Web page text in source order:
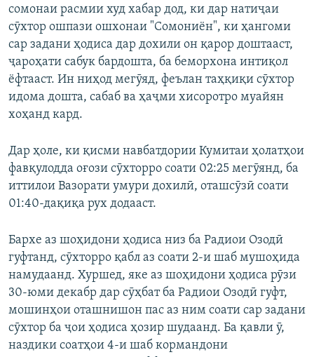
сомонаи расмии худ хабар дод, ки дар натиҷаи
сӯхтор ошпази ошхонаи "Сомониён", ки ҳангоми
сар задани ҳодиса дар дохили он қарор доштааст,
ҷароҳати сабук бардошта, ба беморхона интиқол
ёфтааст. Ин ниҳод мегӯяд, феълан таҳқиқи сӯхтор
идома дошта, сабаб ва ҳаҷми хисоротро муайян
хоҳанд кард.
Дар ҳоле, ки қисми навбатдории Кумитаи ҳолатҳои
фавқулодда оғози сӯхторро соати 02:25 мегӯянд, ба
иттилои Вазорати умури дохилӣ, оташсӯзӣ соати
01:40-дақиқа рух додааст.
Бархе аз шоҳидони ҳодиса низ ба Радиои Озодӣ
гуфтанд, сӯхторро қабл аз соати 2-и шаб мушоҳида
намудаанд. Хуршед, яке аз шоҳидони ҳодиса рӯзи
30-юми декабр дар сӯҳбат ба Радиои Озодӣ гуфт,
мошинҳои оташнишон пас аз ним соати сар задани
сӯхтор ба ҷои ҳодиса ҳозир шудаанд. Ба қавли ӯ,
наздики соатҳои 4-и шаб кормандони